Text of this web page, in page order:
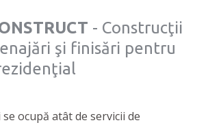
- Construcţii
şi finisări pentru
ocupă atât de servicii de